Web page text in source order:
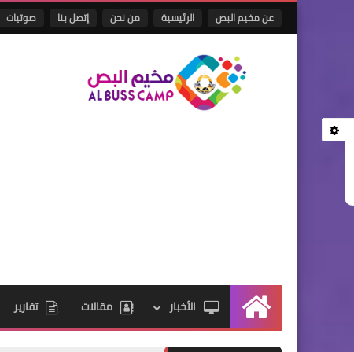
عن مخيم البص الرئيسية من نحن إتصل بنا صوتيات
الرئيسيةالأخبار مقالات تقارير